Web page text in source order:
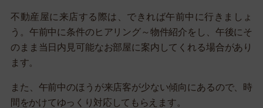
不動産屋に来店する際は、できれば午前中に行きましょ
う。午前中に条件のヒアリング～物件紹介をし、午後にそ
のまま当日内見可能なお部屋に案内してくれる場合があり
ます。
また、午前中のほうが来店客が少ない傾向にあるので、時
間をかけてゆっくり対応してもらえます。